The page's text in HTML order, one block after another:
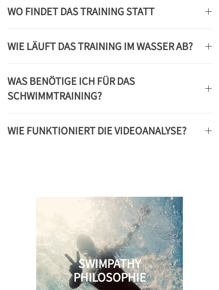
WO FINDET DAS TRAINING STATT
WIE LÄUFT DAS TRAINING IM WASSER AB?
WAS BENÖTIGE ICH FÜR DAS
SCHWIMMTRAINING?
WIE FUNKTIONIERT DIE VIDEOANALYSE?
SWIMPATHY
PHILOSOPHIE